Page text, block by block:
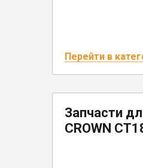
Перейти в
Запчасти
CROWN